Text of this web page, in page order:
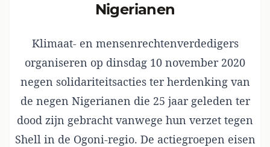
Nigerianen
Klimaat- en mensenrechtenverdedigers
organiseren op dinsdag 10 november 2020
negen solidariteitsacties ter herdenking van
de negen Nigerianen die 25 jaar geleden ter
dood zijn gebracht vanwege hun verzet tegen
Shell in de Ogoni-regio. De actiegroepen eisen